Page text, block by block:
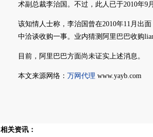
术副总裁李治国。不过，此人已于2010年9
该知情人士称，李治国曾在2010年11月出
中洽谈收购一事。业内猜测阿里巴巴收购
目前，阿里巴巴方面尚未证实上述消息。
本文来源网络： 万网代理 www.yayb.com
相关资讯：